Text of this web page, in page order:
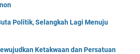
Politik, Selangkah Lagi Menuju
Ketakwaan dan Persatuan